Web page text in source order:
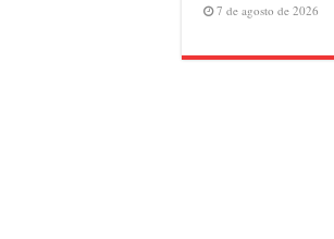
7 de agosto de 2026